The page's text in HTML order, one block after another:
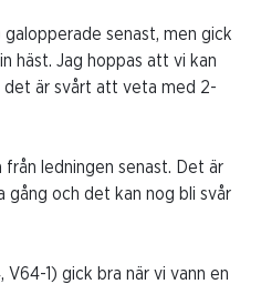
galopperade senast, men gick
häst. Jag hoppas att vi kan
det är svårt att veta med 2-
ledningen senast. Det är
gång och det kan nog bli svår
1) gick bra när vi vann en